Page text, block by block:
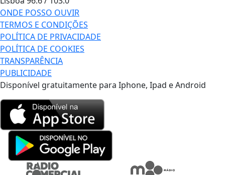
ONDE POSSO OUVIR
TERMOS E CONDIÇÕES
POLÍTICA DE PRIVACIDADE
POLÍTICA DE COOKIES
TRANSPARÊNCIA
PUBLICIDADE
Disponível gratuitamente para Iphone, Ipad e Android